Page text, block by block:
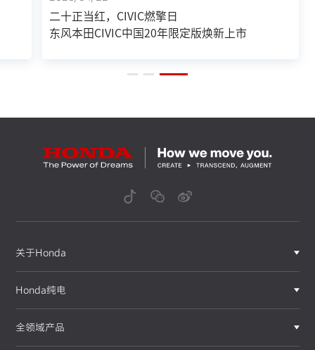
二十正当红，CIVIC燃擎日
东风本田CIVIC中国20年限定版焕新上市
关于Honda
Honda纯电
全领域产品